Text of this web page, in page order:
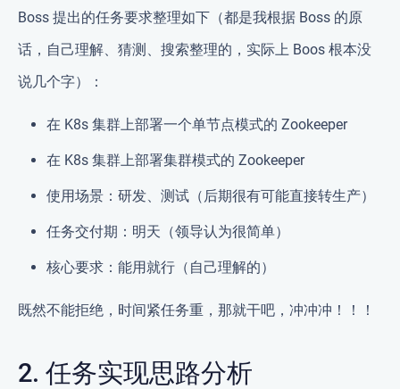
Boss 提出的任务要求整理如下（都是我根据 Boss 的原
话，自己理解、猜测、搜索整理的，实际上 Boos 根本没
说几个字）：
在 K8s 集群上部署一个单节点模式的 Zookeeper
在 K8s 集群上部署集群模式的 Zookeeper
使用场景： 研发、测试（后期很有可能直接转生产）
任务交付期： 明天（领导认为很简单）
核心要求：能用就行（自己理解的）
既然不能拒绝，时间紧任务重，那就干吧，冲冲冲！！！
2. 任务实现思路分析